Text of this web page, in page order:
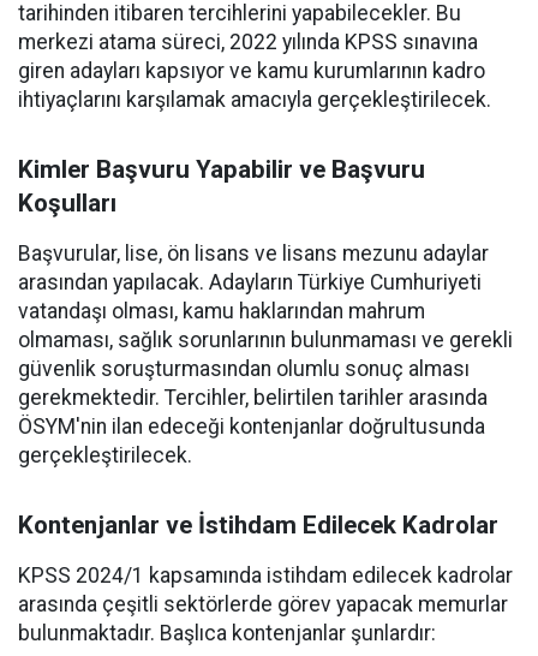
tarihinden itibaren tercihlerini yapabilecekler. Bu
merkezi atama süreci, 2022 yılında KPSS sınavına
giren adayları kapsıyor ve kamu kurumlarının kadro
ihtiyaçlarını karşılamak amacıyla gerçekleştirilecek.
Kimler Başvuru Yapabilir ve Başvuru
Koşulları
Başvurular, lise, ön lisans ve lisans mezunu adaylar
arasından yapılacak. Adayların Türkiye Cumhuriyeti
vatandaşı olması, kamu haklarından mahrum
olmaması, sağlık sorunlarının bulunmaması ve gerekli
güvenlik soruşturmasından olumlu sonuç alması
gerekmektedir. Tercihler, belirtilen tarihler arasında
ÖSYM'nin ilan edeceği kontenjanlar doğrultusunda
gerçekleştirilecek.
Kontenjanlar ve İstihdam Edilecek Kadrolar
KPSS 2024/1 kapsamında istihdam edilecek kadrolar
arasında çeşitli sektörlerde görev yapacak memurlar
bulunmaktadır. Başlıca kontenjanlar şunlardır: